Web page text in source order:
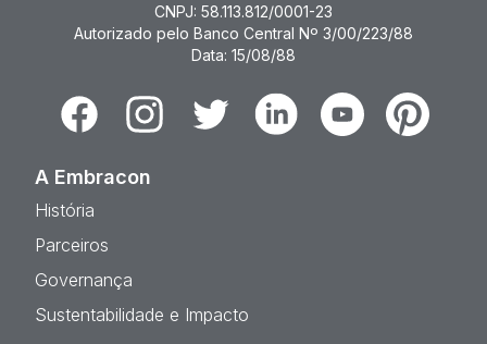
CNPJ: 58.113.812/0001-23
Autorizado pelo Banco Central Nº 3/00/223/88
Data: 15/08/88
FacebookInstagramTwitter LinkedinYoutubePinterest
A Embracon
História
Parceiros
Governança
Sustentabilidade e Impacto